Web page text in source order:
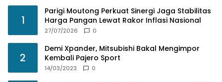
1
Parigi Moutong Perkuat Sinergi Jaga Stabilitas
Harga Pangan Lewat Rakor Inflasi Nasional
27/07/2026 0
2
Demi Xpander, Mitsubishi Bakal Mengimpor
Kembali Pajero Sport
14/03/2023 0